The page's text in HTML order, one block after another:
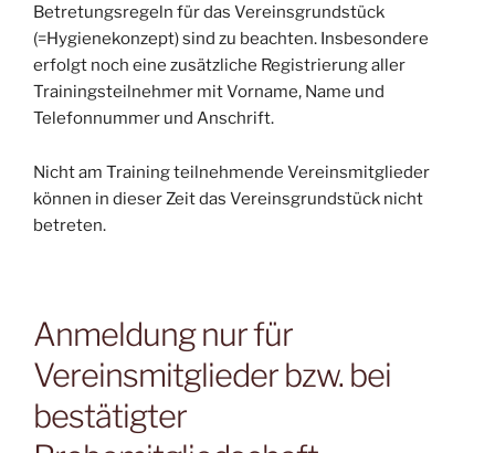
Betretungsregeln für das Vereinsgrundstück
(=Hygienekonzept) sind zu beachten. Insbesondere
erfolgt noch eine zusätzliche Registrierung aller
Trainingsteilnehmer mit Vorname, Name und
Telefonnummer und Anschrift.
Nicht am Training teilnehmende Vereinsmitglieder
können in dieser Zeit das Vereinsgrundstück nicht
betreten.
Anmeldung nur für
Vereinsmitglieder bzw. bei
bestätigter